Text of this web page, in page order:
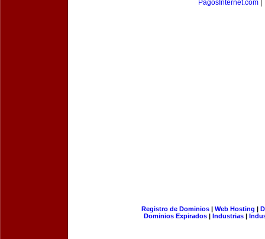
PagosInternet.com
Registro de Dominios| Web Hosting |
Dominios Expirados | Industrias |